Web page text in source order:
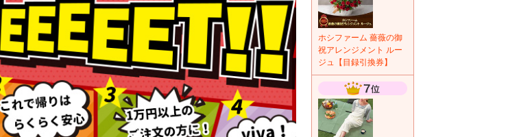
ホシファーム 薔薇の御
祝アレンジメント ルー
ジュ【目録引換券】